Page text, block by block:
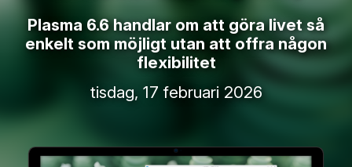
Plasma 6.6 handlar om att göra livet så
enkelt som möjligt utan att offra någon
flexibilitet
tisdag, 17 februari 2026